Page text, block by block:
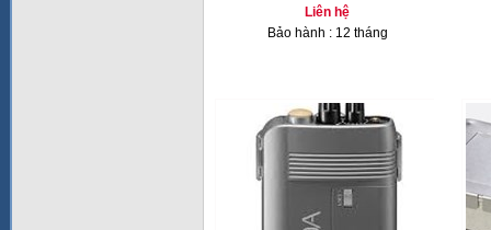
Liên hệ
Bảo hành : 12 tháng